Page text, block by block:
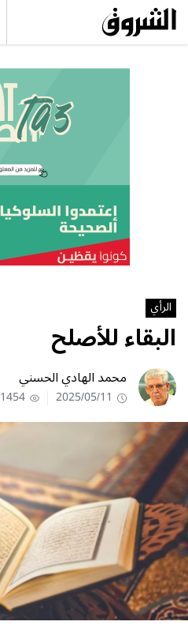
الرأي
البقاء للأصلح
محمد الهادي الحسني
2025/05/11
1454